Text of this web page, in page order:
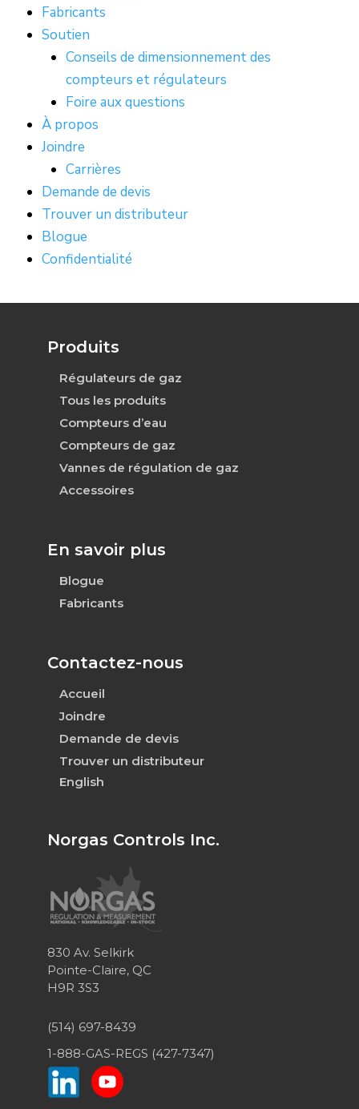
Fabricants
Soutien
Conseils de dimensionnement des
compteurs et régulateurs
Foire aux questions
À propos
Joindre
Carrières
Demande de devis
Trouver un distributeur
Blogue
Confidentialité
Produits
Régulateurs de gaz
Tous les produits
Compteurs d’eau
Compteurs de gaz
Vannes de régulation de gaz
Accessoires
En savoir plus
Blogue
Fabricants
Contactez-nous
Accueil
Joindre
Demande de devis
Trouver un distributeur
English
Norgas Controls Inc.
830 Av. Selkirk
Pointe-Claire, QC
H9R 3S3
(514) 697-8439
1-888-GAS-REGS (427-7347)